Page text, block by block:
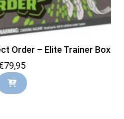
Order – Elite Trainer Box
79,95